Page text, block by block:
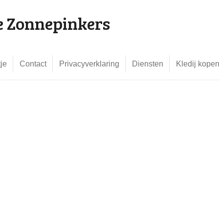
Zonnepinkers
Contact Privacyverklaring Diensten Kledij kopen